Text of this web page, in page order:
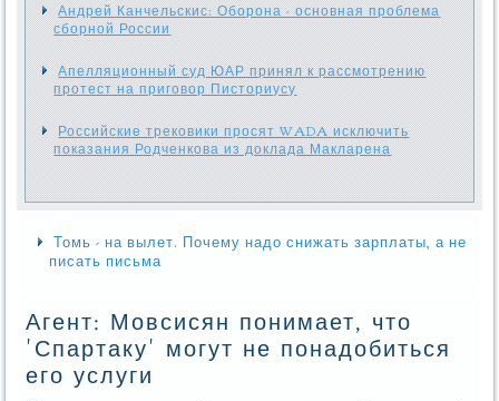
Андрей Канчельскис: Оборона - основная проблема
сборной России
Апелляционный суд ЮАР принял к рассмотрению
протест на приговор Писториусу
Российские трековики просят WADA исключить
показания Родченкова из доклада Макларена
Томь - на вылет. Почему надо снижать зарплаты, а не
писать письма
Агент: Мовсисян понимает, что
'Спартаку' могут не понадобиться
его услуги